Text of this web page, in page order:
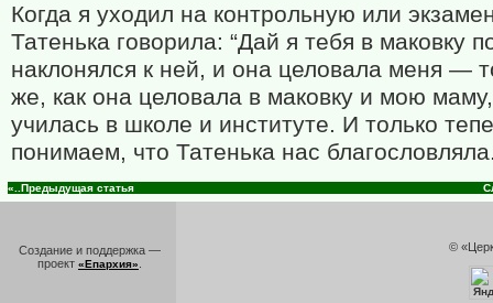
Когда я уходил на контрольную или
Татенька говорила: “Дай я тебя в маковку
наклонялся к ней, и она целовала меня —
же, как она целовала в маковку и мою маму,
училась в школе и институте. И только
понимаем, что Татенька нас
«..Предыдущая статья
Создание и поддержка —
проект «Епархия»
©